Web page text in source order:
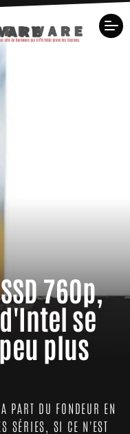
760p,
se
plus
PART DU FONDEUR EN
SÉRIES, SI CE N'EST